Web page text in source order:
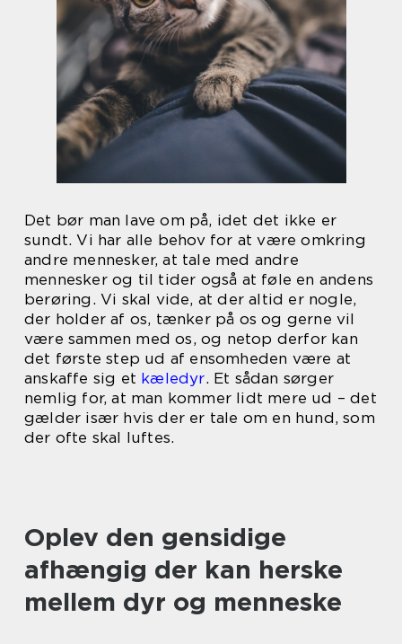
Det bør man lave om på, idet det ikke er
sundt. Vi har alle behov for at være omkring
andre mennesker, at tale med andre
mennesker og til tider også at føle en andens
berøring. Vi skal vide, at der altid er nogle,
der holder af os, tænker på os og gerne vil
være sammen med os, og netop derfor kan
det første step ud af ensomheden være at
anskaffe sig et kæledyr. Et sådan sørger
nemlig for, at man kommer lidt mere ud – det
gælder især hvis der er tale om en hund, som
der ofte skal luftes.
Oplev den gensidige
afhængig der kan herske
mellem dyr og menneske